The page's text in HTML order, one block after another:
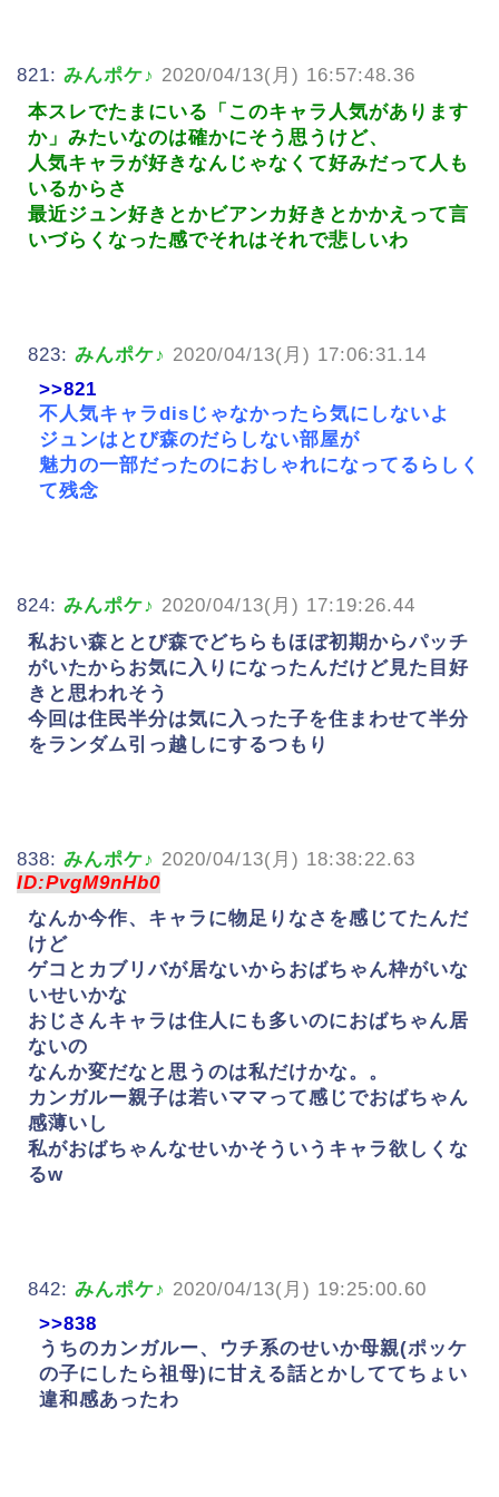
821: みんポケ♪ 2020/04/13(月) 16:57:48.36
本スレでたまにいる「このキャラ人気があります
か」みたいなのは確かにそう思うけど、
人気キャラが好きなんじゃなくて好みだって人も
いるからさ
最近ジュン好きとかビアンカ好きとかかえって言
いづらくなった感でそれはそれで悲しいわ
823: みんポケ♪ 2020/04/13(月) 17:06:31.14
>>821
不人気キャラdisじゃなかったら気にしないよ
ジュンはとび森のだらしない部屋が
魅力の一部だったのにおしゃれになってるらしく
て残念
824: みんポケ♪ 2020/04/13(月) 17:19:26.44
私おい森ととび森でどちらもほぼ初期からパッチ
がいたからお気に入りになったんだけど見た目好
きと思われそう
今回は住民半分は気に入った子を住まわせて半分
をランダム引っ越しにするつもり
838: みんポケ♪ 2020/04/13(月) 18:38:22.63
ID:PvgM9nHb0
なんか今作、キャラに物足りなさを感じてたんだ
けど
ゲコとカブリバが居ないからおばちゃん枠がいな
いせいかな
おじさんキャラは住人にも多いのにおばちゃん居
ないの
なんか変だなと思うのは私だけかな。。
カンガルー親子は若いママって感じでおばちゃん
感薄いし
私がおばちゃんなせいかそういうキャラ欲しくな
るw
842: みんポケ♪ 2020/04/13(月) 19:25:00.60
>>838
うちのカンガルー、ウチ系のせいか母親(ポッケ
の子にしたら祖母)に甘える話とかしててちょい
違和感あったわ